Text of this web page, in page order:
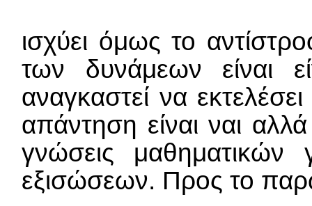
ισχύει όμως το
των δυνάμεων είναι
αναγκαστεί να
απάντηση είναι ναι αλλά
γνώσεις μαθηματικών
εξισώσεων. Προς το